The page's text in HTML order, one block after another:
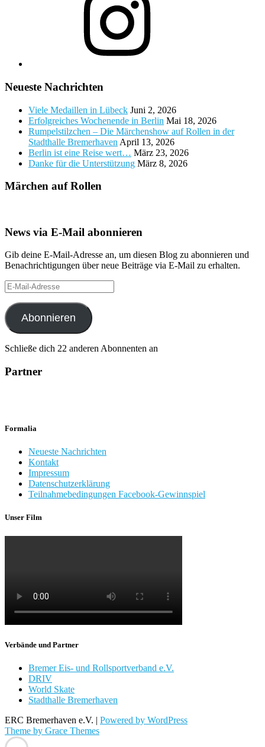
Neueste Nachrichten
Viele Medaillen in Lübeck Juni 2, 2026
Erfolgreiches Wochenende in Berlin Mai 18, 2026
Rumpelstilzchen – Die Märchenshow auf Rollen in der
Stadthalle Bremerhaven April 13, 2026
Berlin ist eine Reise wert… März 23, 2026
Danke für die Unterstützung März 8, 2026
Märchen auf Rollen
News via E-Mail abonnieren
Gib deine E-Mail-Adresse an, um diesen Blog zu abonnieren und
Benachrichtigungen über neue Beiträge via E-Mail zu erhalten.
E-
Mail-
Adresse
Abonnieren
Schließe dich 22 anderen Abonnenten an
Partner
Formalia
Neueste Nachrichten
Kontakt
Impressum
Datenschutzerklärung
Teilnahmebedingungen Facebook-Gewinnspiel
Unser Film
Verbände und Partner
Bremer Eis- und Rollsportverband e.V.
DRIV
World Skate
Stadthalle Bremerhaven
ERC Bremerhaven e.V. | Powered by WordPress
Theme by Grace Themes